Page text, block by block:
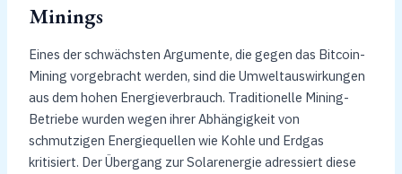
Minings
Eines der schwächsten Argumente, die gegen das Bitcoin-
Mining vorgebracht werden, sind die Umweltauswirkungen
aus dem hohen Energieverbrauch. Traditionelle Mining-
Betriebe wurden wegen ihrer Abhängigkeit von
schmutzigen Energiequellen wie Kohle und Erdgas
kritisiert. Der Übergang zur Solarenergie adressiert diese